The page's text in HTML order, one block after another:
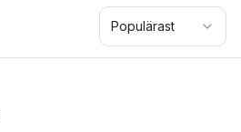
Populärast